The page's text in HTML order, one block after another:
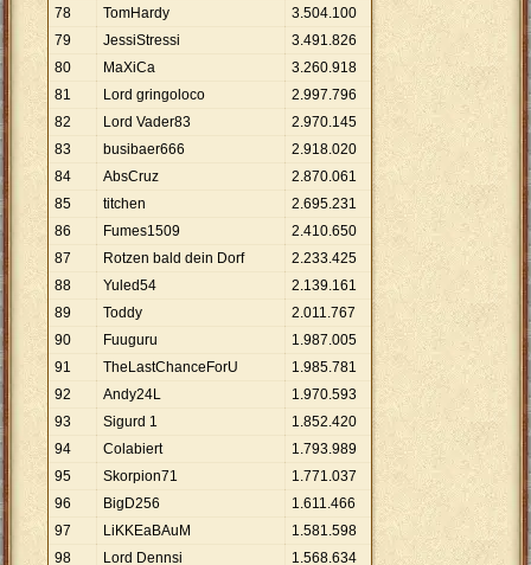
78
TomHardy 3.504.100
79
JessiStressi 3.491.826
80
MaXiCa 3.260.918
81
Lord gringoloco 2.997.796
82
Lord Vader83 2.970.145
83
busibaer666 2.918.020
84
AbsCruz 2.870.061
85
titchen 2.695.231
86
Fumes1509 2.410.650
87
Rotzen bald dein Dorf 2.233.425
88
Yuled54 2.139.161
89
Toddy 2.011.767
90
Fuuguru 1.987.005
91
TheLastChanceForU 1.985.781
92
Andy24L 1.970.593
93
Sigurd 1 1.852.420
94
Colabiert 1.793.989
95
Skorpion71 1.771.037
96
BigD256 1.611.466
97
LiKKEaBAuM 1.581.598
98
Lord Dennsi 1.568.634